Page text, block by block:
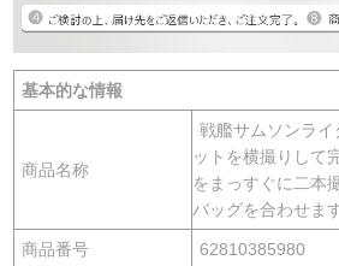
基本的な情報
商品名称
戦艦サムソンラ
ットを横撮りして
をまっすぐに二本
バッグを合わせます
商品番号 62810385980